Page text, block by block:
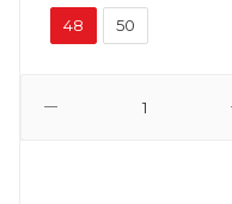
48 50